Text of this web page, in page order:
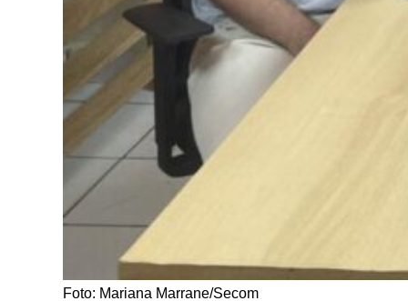
Foto: Mariana Marrane/Secom